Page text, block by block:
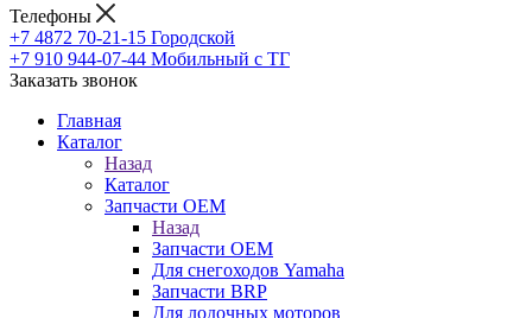
Телефоны
+7 4872 70-21-15 Городской
+7 910 944-07-44 Мобильный с ТГ
Заказать звонок
Главная
Каталог
Назад
Каталог
Запчасти OEM
Назад
Запчасти OEM
Для снегоходов Yamaha
Запчасти BRP
Для лодочных моторов